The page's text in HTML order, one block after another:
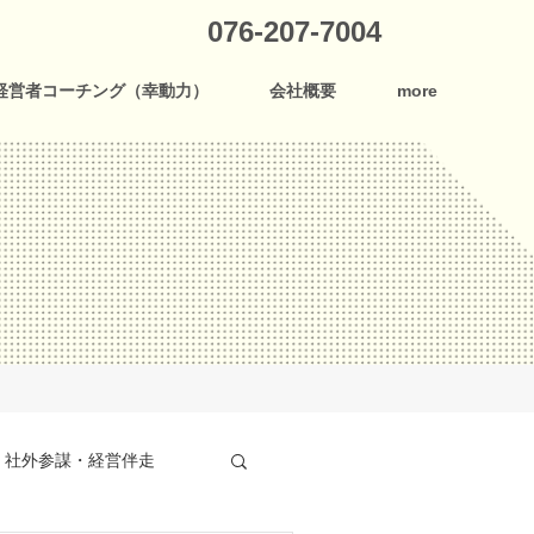
076-207-7004
営者コーチング（幸動力） 会社概要 more
社外参謀・経営伴走